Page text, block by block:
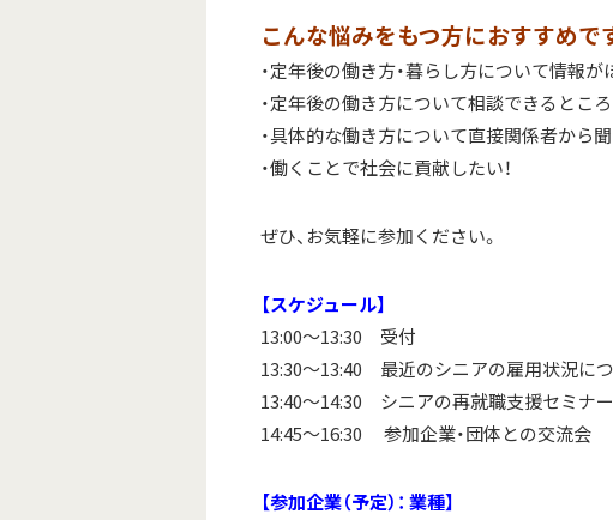
こんな悩みをもつ方におすすめで
・定年後の働き方・暮らし方について情報が
・定年後の働き方について相談できるとこ
・具体的な働き方について直接関係者から聞
・働くことで社会に貢献したい！
ぜひ、お気軽に参加ください。
【スケジュール】
13:00～13:30 受付
13:30～13:40 最近のシニアの雇用状況に
13:40～14:30 シニアの再就職支援セミナー
14:45～16:30 参加企業・団体との交流会
【参加企業（予定）： 業種】